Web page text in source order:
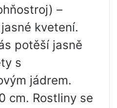
–
kvetení.
potěší jasně
s
jádrem.
cm. Rostliny se